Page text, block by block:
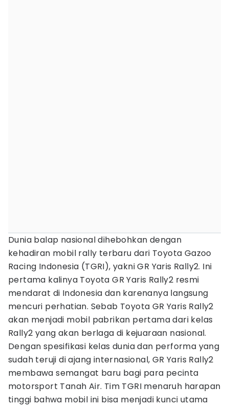
Dunia balap nasional dihebohkan dengan
kehadiran mobil rally terbaru dari Toyota Gazoo
Racing Indonesia (TGRI), yakni GR Yaris Rally2. Ini
pertama kalinya Toyota GR Yaris Rally2 resmi
mendarat di Indonesia dan karenanya langsung
mencuri perhatian. Sebab Toyota GR Yaris Rally2
akan menjadi mobil pabrikan pertama dari kelas
Rally2 yang akan berlaga di kejuaraan nasional.
Dengan spesifikasi kelas dunia dan performa yang
sudah teruji di ajang internasional, GR Yaris Rally2
membawa semangat baru bagi para pecinta
motorsport Tanah Air. Tim TGRI menaruh harapan
tinggi bahwa mobil ini bisa menjadi kunci utama